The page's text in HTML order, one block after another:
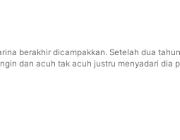
berakhir dicampakkan. Setelah dua
dan acuh tak acuh justru menyadari dia